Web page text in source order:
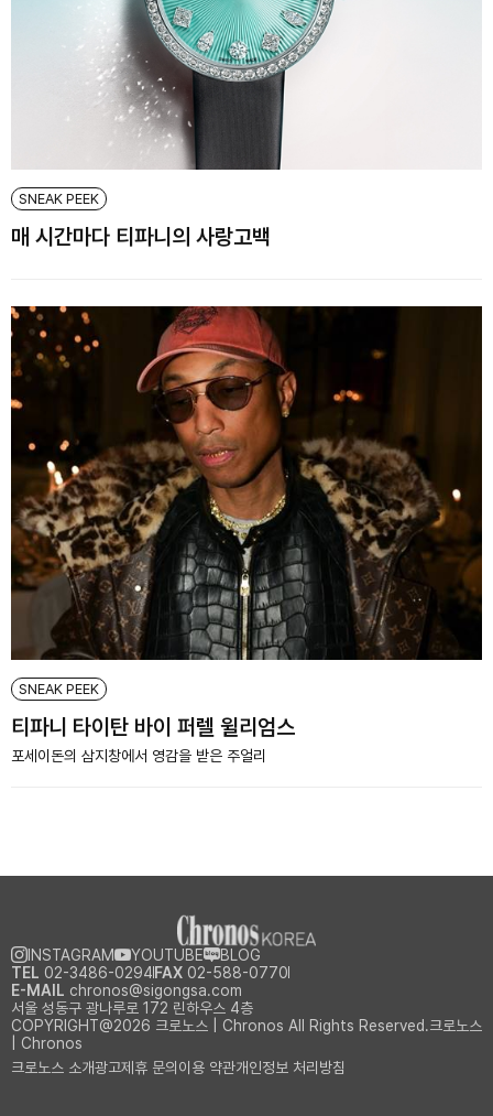
SNEAK PEEK
매 시간마다 티파니의 사랑고백
SNEAK PEEK
티파니 타이탄 바이 퍼렐 윌리엄스
포세이돈의 삼지창에서 영감을 받은 주얼리
크로노스 소개광고제휴 문의 이용 약관개인정보 처리방침
서울 성동구 광나루로 172 린하우스 4층
COPYRIGHT@2026 크로노스 | Chronos All Rights Reserved.크로노스
| Chronos
INSTAGRAM YOUTUBE
BLOG
TEL 02-3486-0294 FAX 02-588-0770
E-MAIL chronos@sigongsa.com